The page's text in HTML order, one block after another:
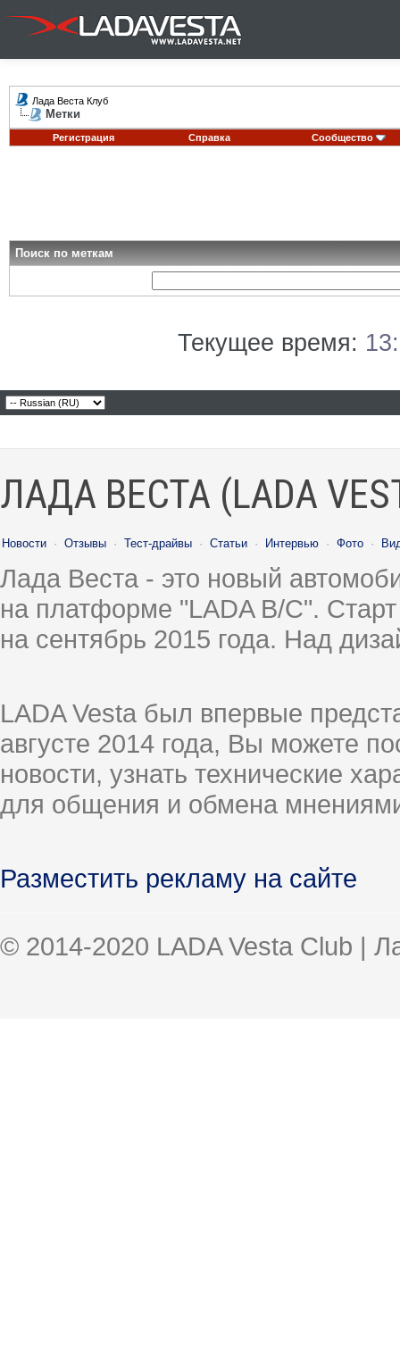
Лада Веста Клуб
Метки
Регистрация Справка Сообщество
Поиск по меткам
Текущее время:
ЛАДА ВЕСТА (LADA
Новости · Отзывы · Тест-драйвы · Статьи · Интервью · Фото ·
Лада Веста - это новый
на платформе "LADA B/C".
на сентябрь 2015 года. Над
LADA Vesta был впервые
августе 2014 года, Вы можете
новости, узнать технические
для общения и обмена
Разместить рекламу на сайте
© 2014-2020 LADA Vesta Club |